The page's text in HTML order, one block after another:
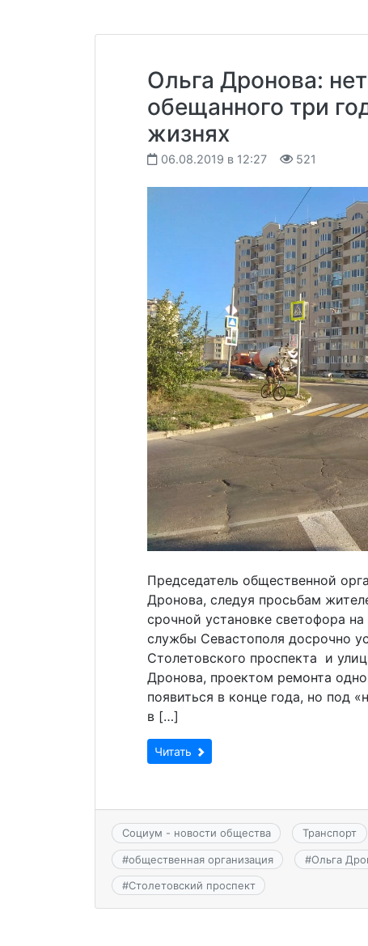
Ольга Дронова:
обещанного три
жизнях
06.08.2019 в 12:27 521
Председатель общественной
Дронова, следуя просьбам
срочной установке светофора
службы Севастополя досрочно
Столетовского проспекта и
Дронова, проектом ремонта
появиться в конце года, но под
в […]
Читать
Социум - новости общества Транспорт
#общественная организация #Ольга
#Столетовский проспект